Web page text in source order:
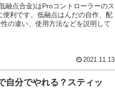
融点合金)はProコントローラーのス
利です。低融点はんだの自作、配
の違い、使用方法などを説明して
2021.11.13
自分でやれる？スティッ